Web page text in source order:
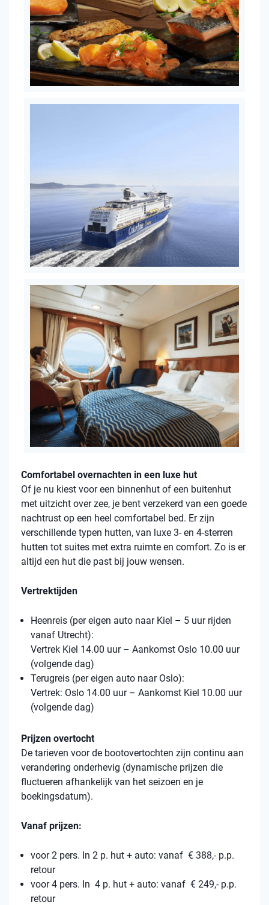
Comfortabel overnachten in een luxe hut
Of je nu kiest voor een binnenhut of een buitenhut
met uitzicht over zee, je bent verzekerd van een goede
nachtrust op een heel comfortabel bed. Er zijn
verschillende typen hutten, van luxe 3- en 4-sterren
hutten tot suites met extra ruimte en comfort. Zo is er
altijd een hut die past bij jouw wensen.
Vertrektijden
Heenreis (per eigen auto naar Kiel – 5 uur rijden
vanaf Utrecht):
Vertrek Kiel 14.00 uur – Aankomst Oslo 10.00 uur
(volgende dag)
Terugreis (per eigen auto naar Oslo):
Vertrek: Oslo 14.00 uur – Aankomst Kiel 10.00 uur
(volgende dag)
Prijzen overtocht
De tarieven voor de bootovertochten zijn continu aan
verandering onderhevig (dynamische prijzen die
fluctueren afhankelijk van het seizoen en je
boekingsdatum).
Vanaf prijzen:
voor 2 pers. In 2 p. hut + auto: vanaf € 388,- p.p.
retour
voor 4 pers. In 4 p. hut + auto: vanaf € 249,- p.p.
retour